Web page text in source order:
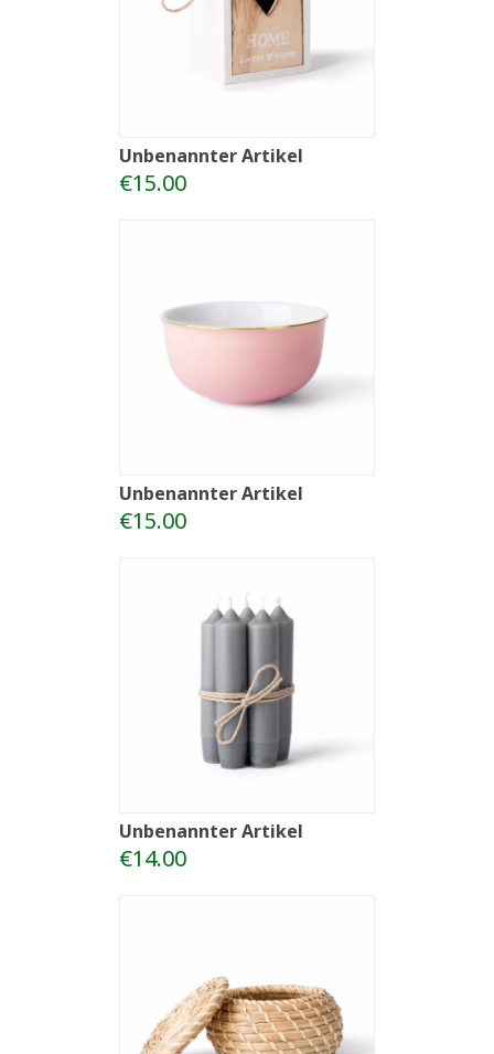
Unbenannter Artikel
€15.00
Unbenannter Artikel
€15.00
Unbenannter Artikel
€14.00